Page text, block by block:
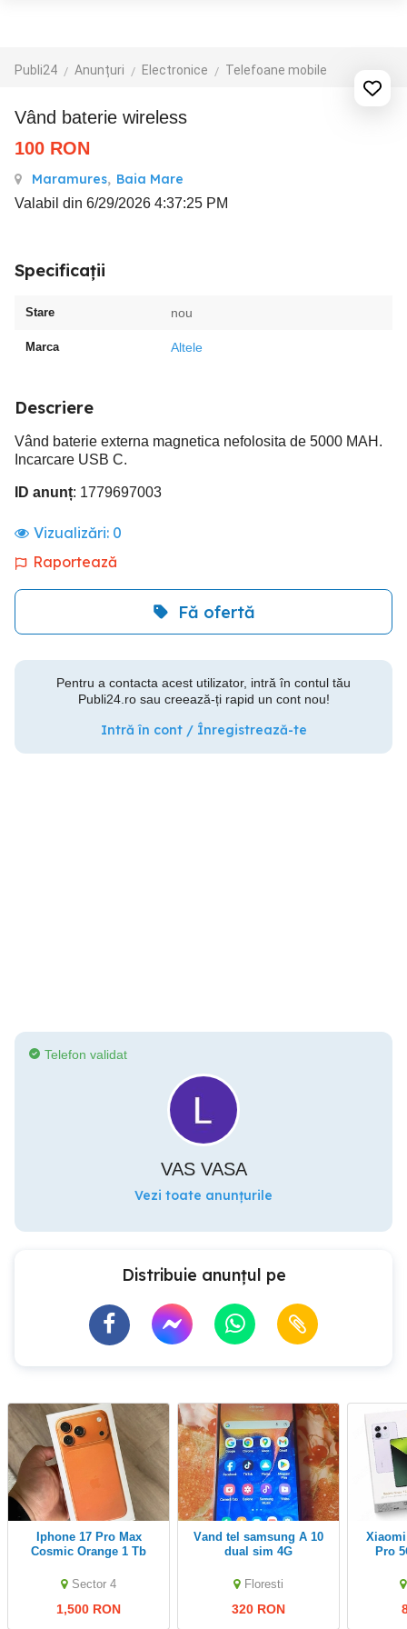
Publi24 Anunțuri Electronice Telefoane mobile
Vând baterie wireless
100 RON
Maramures, Baia Mare
Valabil din 6/29/2026 4:37:25 PM
Specificații
Stare nou
Marca Altele
Descriere
Vând baterie externa magnetica nefolosita de 5000 MAH.
Incarcare USB C.
ID anunț: 1779697003
Vizualizări: 0
Raportează
Fă ofertă
Pentru a contacta acest utilizator, intră în contul tău
Publi24.ro sau creează-ți rapid un cont nou!
Intră în cont / Înregistrează-te
Telefon validat
VAS VASA
Vezi toate anunțurile
Distribuie anunțul pe
Cosmic Orange 1 Tb
Sector 4
1,500 RON
vand tel samsung A 10
dual sim 4G
Floresti
320 RON
Xiaomi Redmi Note 13
Pro